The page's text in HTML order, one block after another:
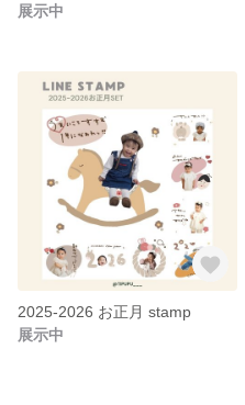
展示中
2025-2026 お正月 stamp
展示中